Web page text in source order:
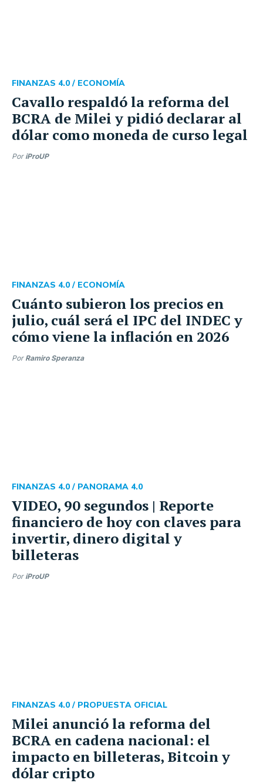
Cavallo respaldó la reforma del
BCRA de Milei y pidió declarar al
dólar como moneda de curso legal
FINANZAS 4.0 / ECONOMÍA
Por iProUP
Cuánto subieron los precios en
julio, cuál será el IPC del INDEC y
cómo viene la inflación en 2026
FINANZAS 4.0 / ECONOMÍA
Por Ramiro Speranza
VIDEO, 90 segundos | Reporte
financiero de hoy con claves para
invertir, dinero digital y
billeteras
FINANZAS 4.0 / PANORAMA 4.0
Por iProUP
Milei anunció la reforma del
BCRA en cadena nacional: el
impacto en billeteras, Bitcoin y
dólar cripto
FINANZAS 4.0 / PROPUESTA OFICIAL